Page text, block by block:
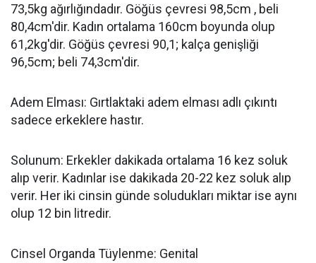
73,5kg ağırlığındadır. Göğüs çevresi 98,5cm , beli
80,4cm'dir. Kadın ortalama 160cm boyunda olup
61,2kg'dir. Göğüs çevresi 90,1; kalça genişliği
96,5cm; beli 74,3cm'dir.
Adem Elması: Gırtlaktaki adem elması adlı çıkıntı
sadece erkeklere hastır.
Solunum: Erkekler dakikada ortalama 16 kez soluk
alıp verir. Kadınlar ise dakikada 20-22 kez soluk alıp
verir. Her iki cinsin günde soludukları miktar ise aynı
olup 12 bin litredir.
Cinsel Organda Tüylenme: Genital